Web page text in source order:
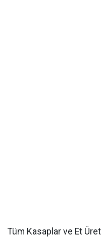
Tüm Kasaplar ve Et